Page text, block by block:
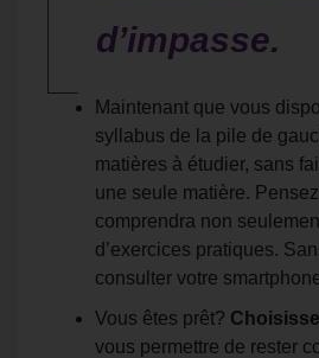
d’impasse.
Maintenant que vous
syllabus de la pile de
matières à étudier, sans
une seule matière.
comprendra non
d’exercices pratiques.
consulter votre
Vous êtes prêt?
vous permettre de rester